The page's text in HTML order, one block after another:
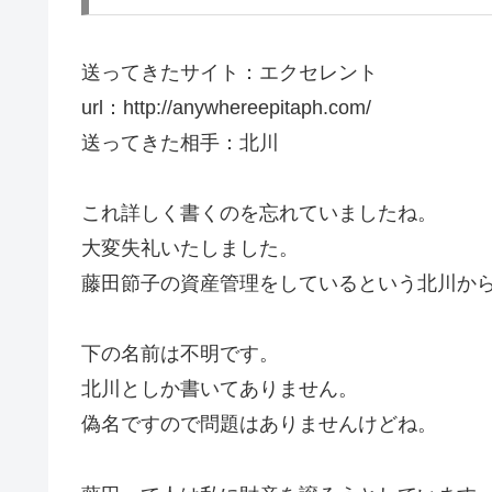
送ってきたサイト：エクセレント
url：http://anywhereepitaph.com/
送ってきた相手：北川
これ詳しく書くのを忘れていましたね。
大変失礼いたしました。
藤田節子の資産管理をしているという北川か
下の名前は不明です。
北川としか書いてありません。
偽名ですので問題はありませんけどね。